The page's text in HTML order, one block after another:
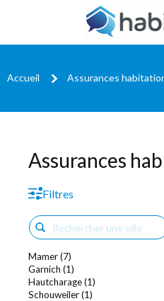
Accueil Assurances
Assurances
Filtres
Mamer (7)
Garnich (1)
Hautcharage (1)
Schouweiler (1)